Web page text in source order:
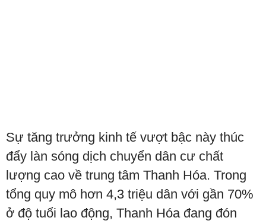
Sự tăng trưởng kinh tế vượt bậc này thúc
đẩy làn sóng dịch chuyển dân cư chất
lượng cao về trung tâm Thanh Hóa. Trong
tổng quy mô hơn 4,3 triệu dân với gần 70%
ở độ tuổi lao động, Thanh Hóa đang đón